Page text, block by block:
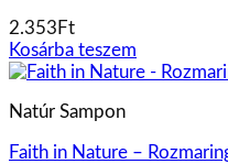
2.353 Ft
Kosárba teszem
Natúr Sampon
Faith in Nature –